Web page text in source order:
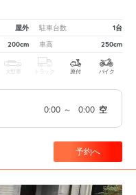
屋外 駐車台数 1台
200cm 車高 250cm
大型車 トラック 原付 バイク
0:00 ～ 0:00 空
予約へ